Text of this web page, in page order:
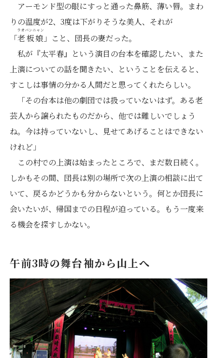
アーモンド型の眼にすっと通った鼻筋、薄い唇。まわ
りの温度が2、3度は下がりそうな美人、それが
「老板娘
ラオバンニャン
」こと、団長の妻だった。
私が『太平春』という演目の台本を確認したい、また
上演についての話を聞きたい、ということを伝えると、
すこしは事情の分かる人間だと思ってくれたらしい。
「その台本は他の劇団では扱っていないはず。ある老
芸人から譲られたものだから、他では難しいでしょう
ね。今は持っていないし、見せてあげることはできない
けれど」
この村での上演は始まったところで、まだ数日続く。
しかもその間、団長は別の場所で次の上演の相談に出て
いて、戻るかどうかも分からないという。何とか団長に
会いたいが、帰国までの日程が迫っている。もう一度来
る機会を探すしかない。
午前3時の舞台袖から山上へ